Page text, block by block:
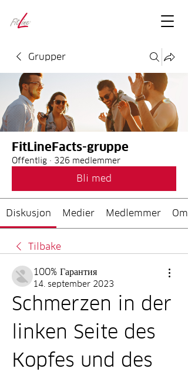
Grupper
FitLineFacts-gruppe
Offentlig · 326 medlemmer
Bli med
Diskusjon Medier Medlemmer Om
Tilbake
100% Гарантия
14. september 2023
Schmerzen in der
linken Seite des
Kopfes und des